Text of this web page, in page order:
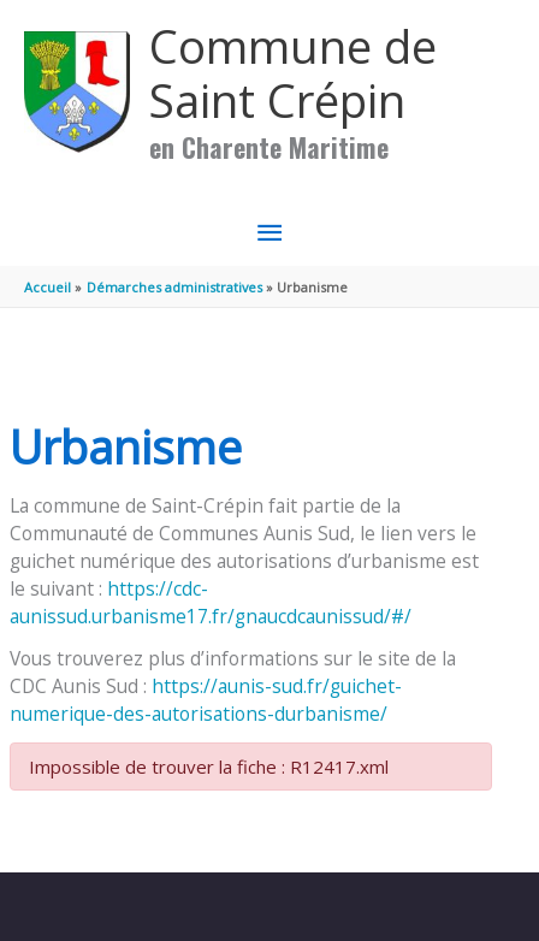
Commune de
Saint Crépin
en Charente Maritime
MENU
PRINCIPAL
Accueil Démarches administratives Urbanisme
Urbanisme
La commune de Saint-Crépin fait partie de la
Communauté de Communes Aunis Sud, le lien vers le
guichet numérique des autorisations d’urbanisme est
le suivant : https://cdc-
aunissud.urbanisme17.fr/gnaucdcaunissud/#/
Vous trouverez plus d’informations sur le site de la
CDC Aunis Sud : https://aunis-sud.fr/guichet-
numerique-des-autorisations-durbanisme/
Impossible de trouver la fiche : R12417.xml